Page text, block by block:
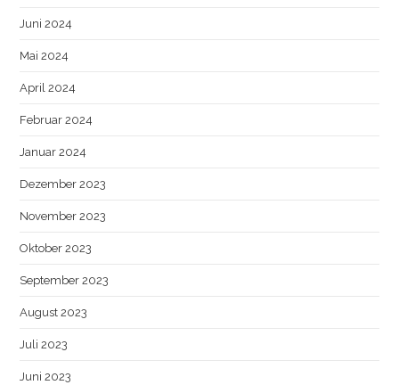
Juni 2024
Mai 2024
April 2024
Februar 2024
Januar 2024
Dezember 2023
November 2023
Oktober 2023
September 2023
August 2023
Juli 2023
Juni 2023